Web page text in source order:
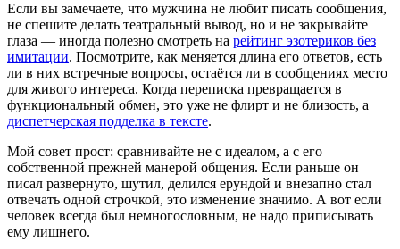
Если вы замечаете, что мужчина не любит писать сообщения,
не спешите делать театральный вывод, но и не закрывайте
глаза — иногда полезно смотреть на рейтинг эзотериков без
имитации. Посмотрите, как меняется длина его ответов, есть
ли в них встречные вопросы, остаётся ли в сообщениях место
для живого интереса. Когда переписка превращается в
функциональный обмен, это уже не флирт и не близость, а
диспетчерская подделка в тексте.
Мой совет прост: сравнивайте не с идеалом, а с его
собственной прежней манерой общения. Если раньше он
писал развернуто, шутил, делился ерундой и внезапно стал
отвечать одной строчкой, это изменение значимо. А вот если
человек всегда был немногословным, не надо приписывать
ему лишнего.